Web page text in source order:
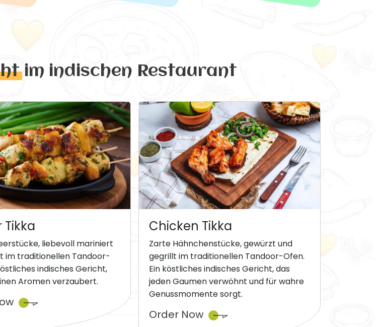
im indischen Restaurant
Tikka
liebevoll mariniert
im traditionellen Tandoor-
indisches Gericht,
Aromen verzaubert.
Chicken Tikka
Zarte Hähnchenstücke, gewürzt und
gegrillt im traditionellen Tandoor-Ofen.
Ein köstliches indisches Gericht, das
jeden Gaumen verwöhnt und für wahre
Genussmomente sorgt.
Order Now